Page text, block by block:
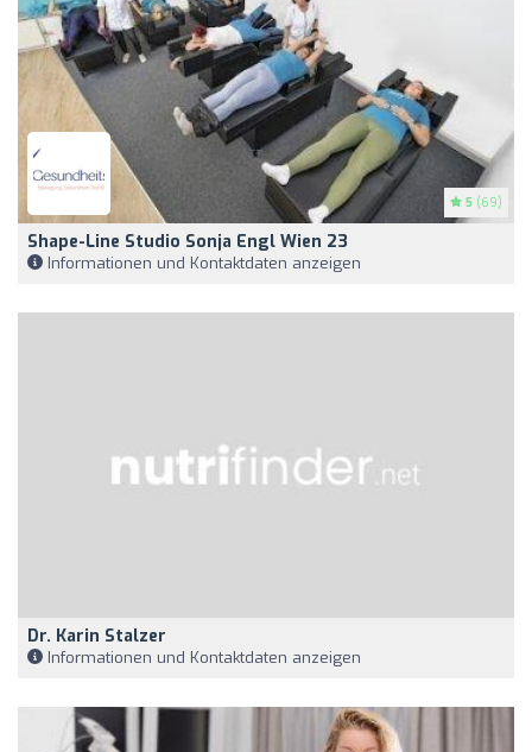
5 (69)
Shape-Line Studio Sonja Engl Wien 23
Informationen und Kontaktdaten anzeigen
Dr. Karin Stalzer
Informationen und Kontaktdaten anzeigen